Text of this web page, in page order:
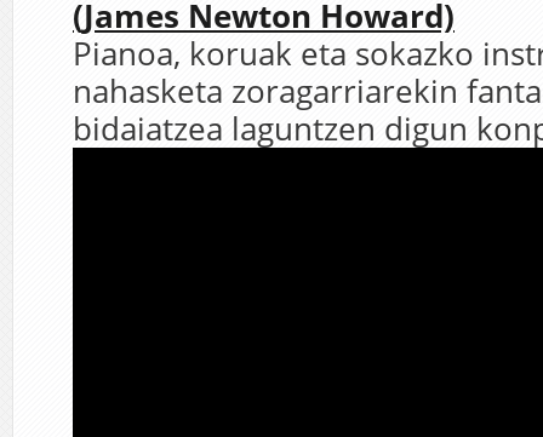
(James Newton Howard)
Pianoa, koruak eta sokazko
nahasketa zoragarriarekin
bidaiatzea laguntzen digun